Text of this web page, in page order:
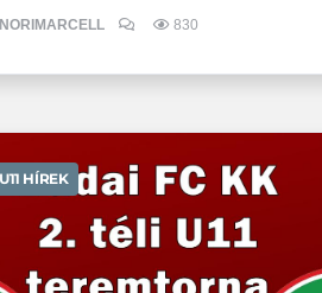
830
HÍREK